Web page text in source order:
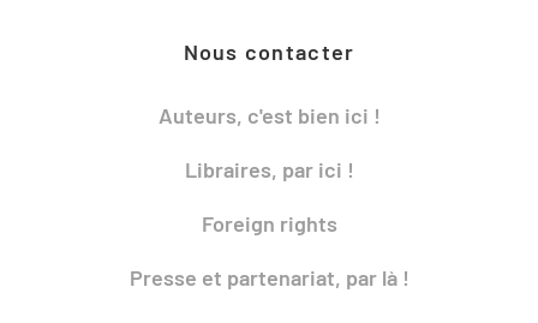
Nous contacter
Auteurs, c'est bien ici !
Libraires, par ici !
Foreign rights
Presse et partenariat, par là !